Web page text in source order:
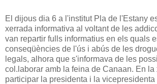
El dijous dia 6 a l'institut Pla de l'Estany
xerrada informativa al voltant de les
van repartir fulls informatius en els quals
conseqüències de l'ús i abús de les
legals, alhora que s'informava de les
col.laborar amb la feina de Canaan. En la
participar la presidenta i la